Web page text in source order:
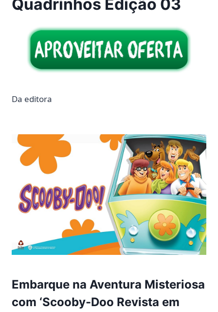
Quadrinhos Edição 03
Da editora
Embarque na Aventura Misteriosa
com ‘Scooby-Doo Revista em